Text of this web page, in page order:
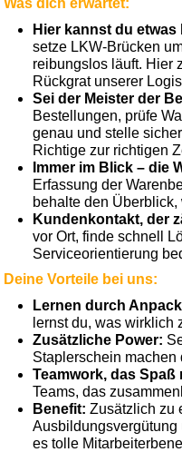
Was dich erwartet:
Hier kannst du etwas
setze LKW-Brücken
reibungslos läuft. Hier
Rückgrat unserer
Sei der Meister der
Bestellungen, prüfe
genau und stelle
Richtige zur richtigen
Immer im Blick – die
Erfassung der
behalte den
Kundenkontakt, der
vor Ort, finde schnell
Serviceorientierung
Deine Vorteile bei uns:
Lernen durch
lernst du, was wirklich
Zusätzliche Power:
Staplerschein machen
Teamwork, das Spaß
Teams, das
Benefit: Zusätzlich zu
Ausbildungsvergütung
es tolle